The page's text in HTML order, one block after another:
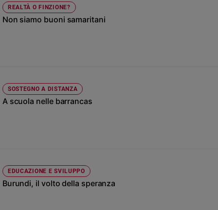
Santo
del
e
Creato
Caso
della
REALTÀ O FINZIONE?
Non siamo buoni samaritani
SOSTEGNO A DISTANZA
A scuola nelle barrancas
EDUCAZIONE E SVILUPPO
Burundi, il volto della speranza